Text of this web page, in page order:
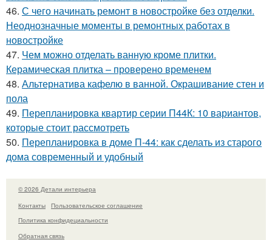
46. С чего начинать ремонт в новостройке без отделки.
Неоднозначные моменты в ремонтных работах в
новостройке
47. Чем можно отделать ванную кроме плитки.
Керамическая плитка – проверено временем
48. Альтернатива кафелю в ванной. Окрашивание стен и
пола
49. Перепланировка квартир серии П44К: 10 вариантов,
которые стоит рассмотреть
50. Перепланировка в доме П-44: как сделать из старого
дома современный и удобный
© 2026 Детали интерьера
Контакты
Пользовательское соглашение
Политика конфидециальности
Обратная связь